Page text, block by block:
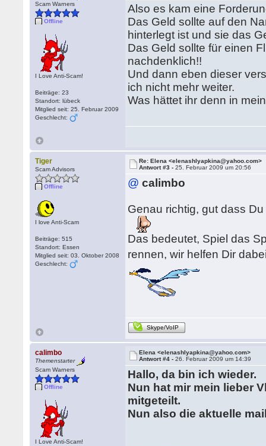
Scam Warners
Offline
I Love Anti-Scam!
Beiträge: 23
Standort: lübeck
Mitglied seit: 25. Februar 2009
Geschlecht:
Also es kam eine
Das Geld sollte auf den
hinterlegt ist und sie das
Das Geld sollte für einen
nachdenklich!!
Und dann eben dieser
ich nicht mehr weiter.
Was hättet ihr denn in
Tiger
Scam Advisors
Offline
I love Anti-Scam
Beiträge: 515
Standort: Essen
Mitglied seit: 03. Oktober 2008
Geschlecht:
Re: Elena <elenashlyapkina@yahoo.com>
Antwort #3 -25. Februar 2009 um 20:56
@ calimbo
Genau richtig, gut dass
Das bedeutet, Spiel das
rennen, wir helfen Dir
Skype/VoIP
calimbo
Themenstarter
Scam Warners
Offline
I Love Anti-Scam!
Elena <elenashlyapkina@yahoo.com>
Antwort #4 -26. Februar 2009 um 14:39
Hallo, da bin ich wieder.
Nun hat mir mein lieber
mitgeteilt.
Nun also die aktuelle